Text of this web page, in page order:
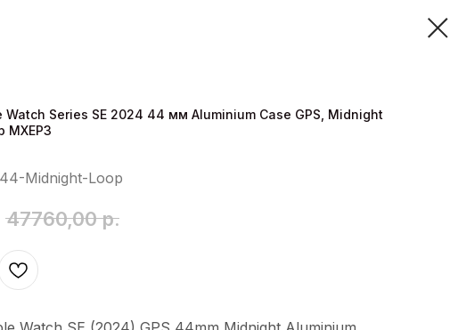
Series SE 2024 44 мм Aluminium Case GPS, Midnight
MXEP3
Midnight-Loop
47760,00 р.